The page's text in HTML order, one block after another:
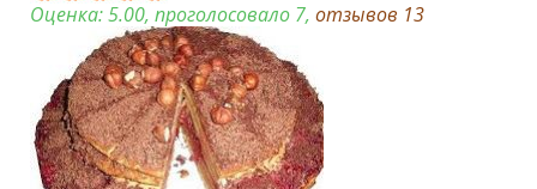
Оценка:5.00, проголосовало 7, отзывов 13